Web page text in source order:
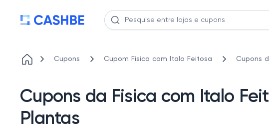
Cupons Cupom Fisica com Italo Feitosa Cupons
Cupons da Fisica com Italo
Plantas